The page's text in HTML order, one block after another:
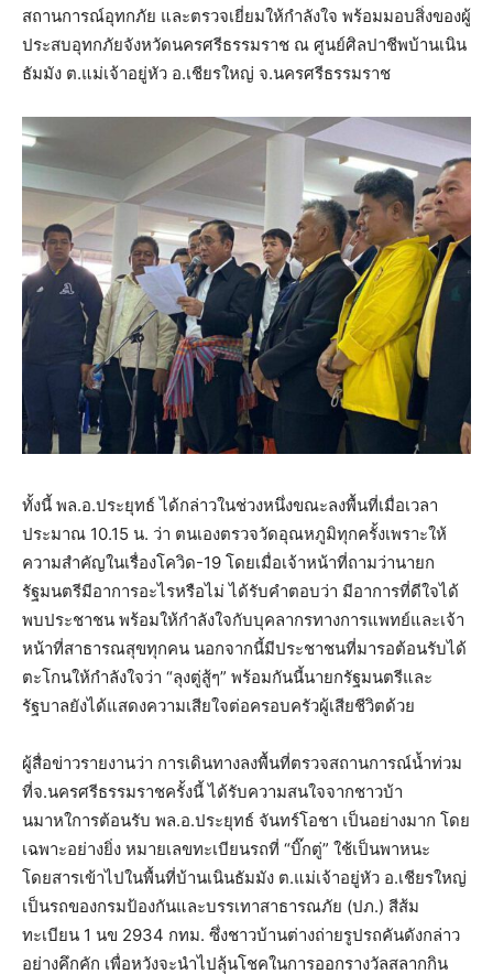
สถานการณ์อุทกภัย และตรวจเยี่ยมให้กำลังใจ พร้อมมอบสิ่งของผู้
ประสบอุทกภัยจังหวัดนครศรีธรรมราช ณ ศูนย์ศิลปาชีพบ้านเนิน
ธัมมัง ต.แม่เจ้าอยู่หัว อ.เชียรใหญ่ จ.นครศรีธรรมราช
ทั้งนี้ พล.อ.ประยุทธ์ ได้กล่าวในช่วงหนึ่งขณะลงพื้นที่เมื่อเวลา
ประมาณ 10.15 น. ว่า ตนเองตรวจวัดอุณหภูมิทุกครั้งเพราะให้
ความสำคัญในเรื่องโควิด-19 โดยเมื่อเจ้าหน้าที่ถามว่านายก
รัฐมนตรีมีอาการอะไรหรือไม่ ได้รับคำตอบว่า มีอาการที่ดีใจได้
พบประชาชน พร้อมให้กำลังใจกับบุคลากรทางการแพทย์และเจ้า
หน้าที่สาธารณสุขทุกคน นอกจากนี้มีประชาชนที่มารอต้อนรับได้
ตะโกนให้กำลังใจว่า “ลุงตู่สู้ๆ” พร้อมกันนี้นายกรัฐมนตรีและ
รัฐบาลยังได้แสดงความเสียใจต่อครอบครัวผู้เสียชีวิตด้วย
ผู้สื่อข่าวรายงานว่า การเดินทางลงพื้นที่ตรวจสถานการณ์น้ำท่วม
ที่จ.นครศรีธรรมราชครั้งนี้ ได้รับความสนใจจากชาวบ้า
นมาหใการต้อนรับ พล.อ.ประยุทธ์ จันทร์โอชา เป็นอย่างมาก โดย
เฉพาะอย่างยิ่ง หมายเลขทะเบียนรถที่ “บิ๊กตู่” ใช้เป็นพาหนะ
โดยสารเข้าไปในพื้นที่บ้านเนินธัมมัง ต.แม่เจ้าอยู่หัว อ.เชียรใหญ่
เป็นรถของกรมป้องกันและบรรเทาสาธารณภัย (ปภ.) สีส้ม
ทะเบียน 1 นข 2934 กทม. ซึ่งชาวบ้านต่างถ่ายรูปรถคันดังกล่าว
อย่างคึกคัก เพื่อหวังจะนำไปลุ้นโชคในการออกรางวัลสลากกิน